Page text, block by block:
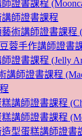
證書課程
師證書課程
術講師證書課程
蓉手作講師證書課
證書課程 (Jelly
講師證書課程
講師證書課程
講師證書課程
型蛋糕講師證書